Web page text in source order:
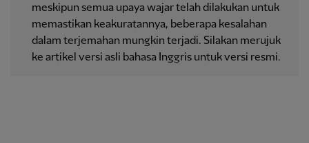
meskipun semua upaya wajar telah dilakukan untuk
memastikan keakuratannya, beberapa kesalahan
dalam terjemahan mungkin terjadi. Silakan merujuk
ke artikel versi asli bahasa Inggris untuk versi resmi.